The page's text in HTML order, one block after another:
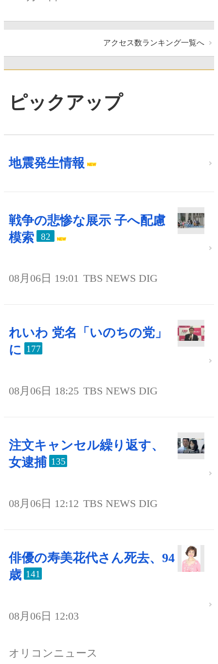
アクセス数ランキング一覧へ
ピックアップ
地震発生情報
戦争の悲惨な展示 子へ配慮
模索
82
08月06日 19:01 TBS NEWS DIG
れいわ 党名「いのちの党」
に 177
08月06日 18:25 TBS NEWS DIG
注文キャンセル繰り返す、
女逮捕 135
08月06日 12:12 TBS NEWS DIG
俳優の寿美花代さん死去、94
歳 141
08月06日 12:03
オリコンニュース